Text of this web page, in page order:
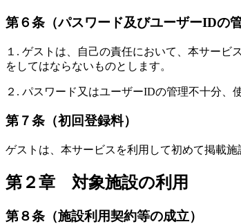
第６条（パスワード及びユーザーIDの管
１. ゲストは、自己の責任において、本サー
をしてはならないものとします。
２. パスワード又はユーザーIDの管理不十分、
第７条（初回登録料）
ゲストは、本サービスを利用して初めて掲載
第２章 対象施設の利用
第８条（施設利用契約等の成立）